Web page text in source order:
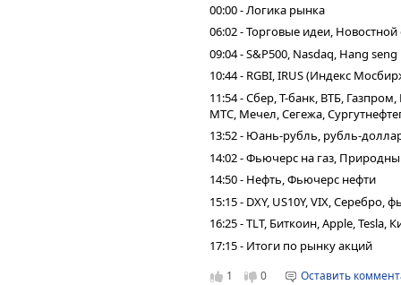
00:00 - Логика рынка
06:02 - Торговые идеи,
09:04 - S&P500, Nasdaq, Hang seng
10:44 - RGBI, IRUS (Индекс
11:54 - Сбер, Т-банк, ВТБ,
МТС, Мечел, Сегежа,
13:52 - Юань-рубль, рубль-
14:02 - Фьючерс на газ,
14:50 - Нефть, Фьючерс нефти
15:15 - DXY, US10Y, VIX,
16:25 - TLT, Биткоин, Apple, Tesla,
17:15 - Итоги по рынку акций
1 0
Оставить